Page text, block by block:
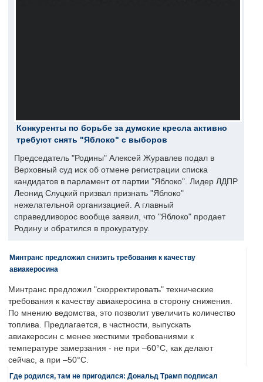
Конкуренты по борьбе за думские кресла активно
требуют снять "Яблоко" с выборов
Председатель "Родины" Алексей Журавлев подал в
Верховный суд иск об отмене регистрации списка
кандидатов в парламент от партии "Яблоко". Лидер ЛДПР
Леонид Слуцкий призвал признать "Яблоко"
нежелательной организацией. А главный
справедливорос вообще заявил, что "Яблоко" продает
Родину и обратился в прокуратуру.
Минтранс предложил снизить требования к качеству
авиакеросина
Минтранс предложил "скорректировать" технические
требования к качеству авиакеросина в сторону снижения.
По мнению ведомства, это позволит увеличить количество
топлива. Предлагается, в частности, выпускать
авиакеросин с менее жесткими требованиями к
температуре замерзания - не при –60°C, как делают
сейчас, а при –50°C.
Где родился, там не пригодился: Дональд Трамп подписал